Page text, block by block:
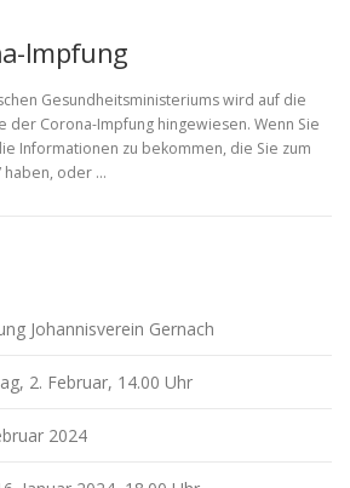
Impfung
Gesundheitsministeriums wird auf die
der Corona-Impfung hingewiesen. Wenn Sie
Informationen zu bekommen, die Sie zum
haben, oder …
Johannisverein Gernach
2. Februar, 14.00 Uhr
2024